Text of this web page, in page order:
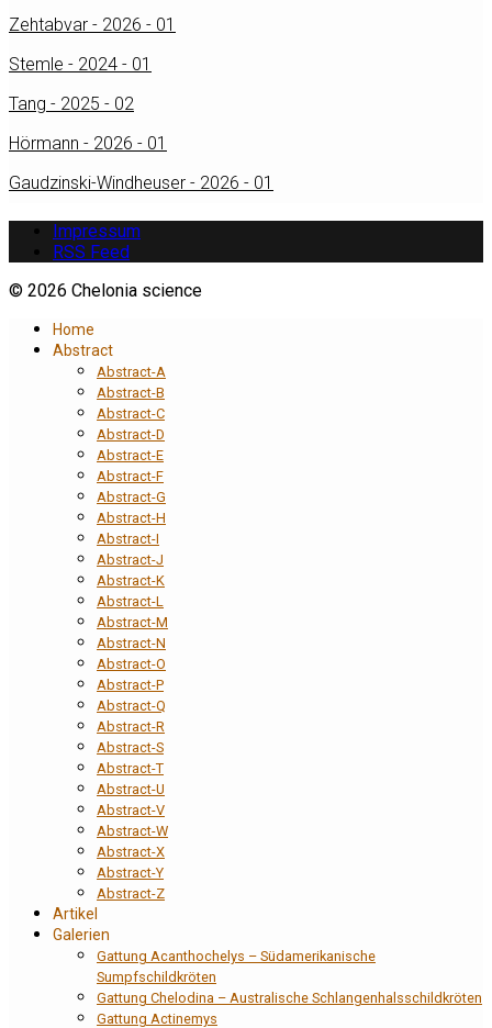
Zehtabvar - 2026 - 01
Stemle - 2024 - 01
Tang - 2025 - 02
Hörmann - 2026 - 01
Gaudzinski-Windheuser - 2026 - 01
Impressum
RSS Feed
© 2026 Chelonia science
Home
Abstract
Abstract-A
Abstract-B
Abstract-C
Abstract-D
Abstract-E
Abstract-F
Abstract-G
Abstract-H
Abstract-I
Abstract-J
Abstract-K
Abstract-L
Abstract-M
Abstract-N
Abstract-O
Abstract-P
Abstract-Q
Abstract-R
Abstract-S
Abstract-T
Abstract-U
Abstract-V
Abstract-W
Abstract-X
Abstract-Y
Abstract-Z
Artikel
Galerien
Gattung Acanthochelys – Südamerikanische
Sumpfschildkröten
Gattung Chelodina – Australische Schlangenhalsschildkröten
Gattung Actinemys